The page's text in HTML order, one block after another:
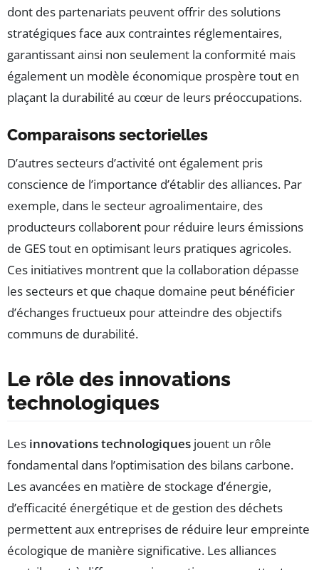
dont des partenariats peuvent offrir des solutions
stratégiques face aux contraintes réglementaires,
garantissant ainsi non seulement la conformité mais
également un modèle économique prospère tout en
plaçant la durabilité au cœur de leurs préoccupations.
Comparaisons sectorielles
D’autres secteurs d’activité ont également pris
conscience de l’importance d’établir des alliances. Par
exemple, dans le secteur agroalimentaire, des
producteurs collaborent pour réduire leurs émissions
de GES tout en optimisant leurs pratiques agricoles.
Ces initiatives montrent que la collaboration dépasse
les secteurs et que chaque domaine peut bénéficier
d’échanges fructueux pour atteindre des objectifs
communs de durabilité.
Le rôle des innovations
technologiques
Les innovations technologiques jouent un rôle
fondamental dans l’optimisation des bilans carbone.
Les avancées en matière de stockage d’énergie,
d’efficacité énergétique et de gestion des déchets
permettent aux entreprises de réduire leur empreinte
écologique de manière significative. Les alliances